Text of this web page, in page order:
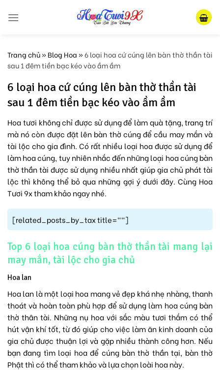
Trang chủ»Blog Hoa»6 loại hoa cứ cúng lên bàn thờ thần tài
sau 1 đêm tiền bạc kéo vào ầm ầm
6 loại hoa cứ cúng lên bàn thờ thần tài
sau 1 đêm tiền bạc kéo vào ầm ầm
Hoa tươi không chỉ được sử dụng để làm quà tặng, trang trí
mà nó còn được đặt lên bàn thờ cúng để cầu may mắn và
tài lộc cho gia đình. Có rất nhiều loại hoa được sử dụng để
làm hoa cúng, tuy nhiên nhắc đến những loại hoa cúng bàn
thờ thần tài được sử dụng nhiều nhất giúp gia chủ phát tài
lộc thì không thể bỏ qua những gợi ý dưới đây. Cùng Hoa
Tươi 9x tham khảo ngay nhé.
[related_posts_by_tax title=""]
Top 6 loại hoa cúng bàn thờ thần tài mang lại
may mắn, tài lộc cho gia chủ
Hoa lan
Hoa lan là một loại hoa mang vẻ đẹp khá nhẹ nhàng, thanh
thoát và hoàn toàn phù hợp để sử dụng làm hoa cúng bàn
thờ thân tài. Những nụ hoa với sắc màu tươi thắm có thể
hút vận khí tốt, từ đó giúp cho việc làm ăn kinh doanh của
gia chủ được thuận lợi và gặp nhiều thành công hơn. Nếu
bạn đang tìm loại hoa để cúng bàn thờ thần tại, bàn thờ
Phật thì có thể tham khảo và lựa chọn loài hoa này.